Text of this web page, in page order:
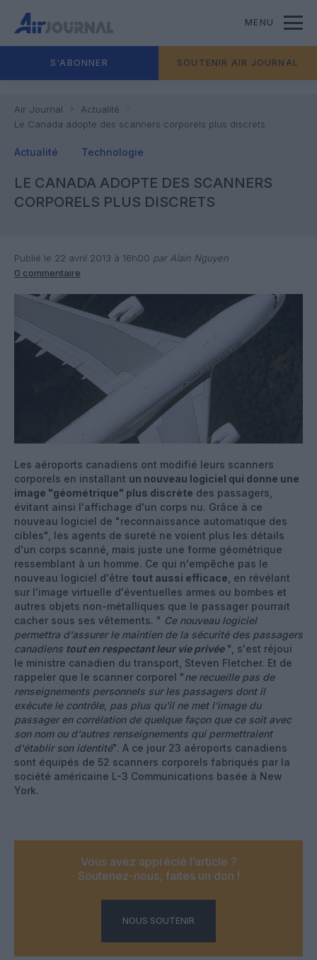
MENU
S'ABONNER SOUTENIR AIR JOURNAL
Air Journal
Actualité
Le Canada adopte des scanners corporels plus discrets
Actualité Technologie
LE CANADA ADOPTE DES SCANNERS
CORPORELS PLUS DISCRETS
Publié le 22 avril 2013 à 16h00 par Alain Nguyen
0 commentaire
Les aéroports canadiens ont modifié leurs scanners
corporels en installant un nouveau logiciel qui donne une
image "géométrique" plus discrète des passagers,
évitant ainsi l'affichage d'un corps nu. Grâce à ce
nouveau logiciel de "reconnaissance automatique des
cibles", les agents de sureté ne voient plus les détails
d'un corps scanné, mais juste une forme géométrique
ressemblant à un homme. Ce qui n'empêche pas le
nouveau logiciel d'être tout aussi efficace , en révélant
sur l'image virtuelle d'éventuelles armes ou bombes et
autres objets non-métalliques que le passager pourrait
cacher sous ses vêtements. " Ce nouveau logiciel
permettra d'assurer le maintien de la sécurité des passagers
canadiens tout en respectant leur vie privée", s'est réjoui
le ministre canadien du transport, Steven Fletcher. Et de
rappeler que le scanner corporel "ne recueille pas de
renseignements personnels sur les passagers dont il
exécute le contrôle, pas plus qu'il ne met l'image du
passager en corrélation de quelque façon que ce soit avec
son nom ou d'autres renseignements qui permettraient
d'établir son identité". A ce jour 23 aéroports canadiens
sont équipés de 52 scanners corporels fabriqués par la
société américaine L-3 Communications basée à New
York.
Vous avez apprécié l’article ?
Soutenez-nous, faites un don !
NOUS SOUTENIR